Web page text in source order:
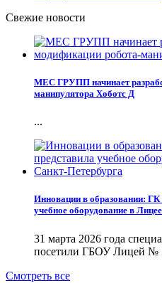
Свежие новости
МЕС ГРУПП начинает
манипулятора Хоботс Д
...
Инновации в образовании:
учебное оборудование в
31 марта 2026 года
посетили ГБОУ Лицей №
Смотреть все